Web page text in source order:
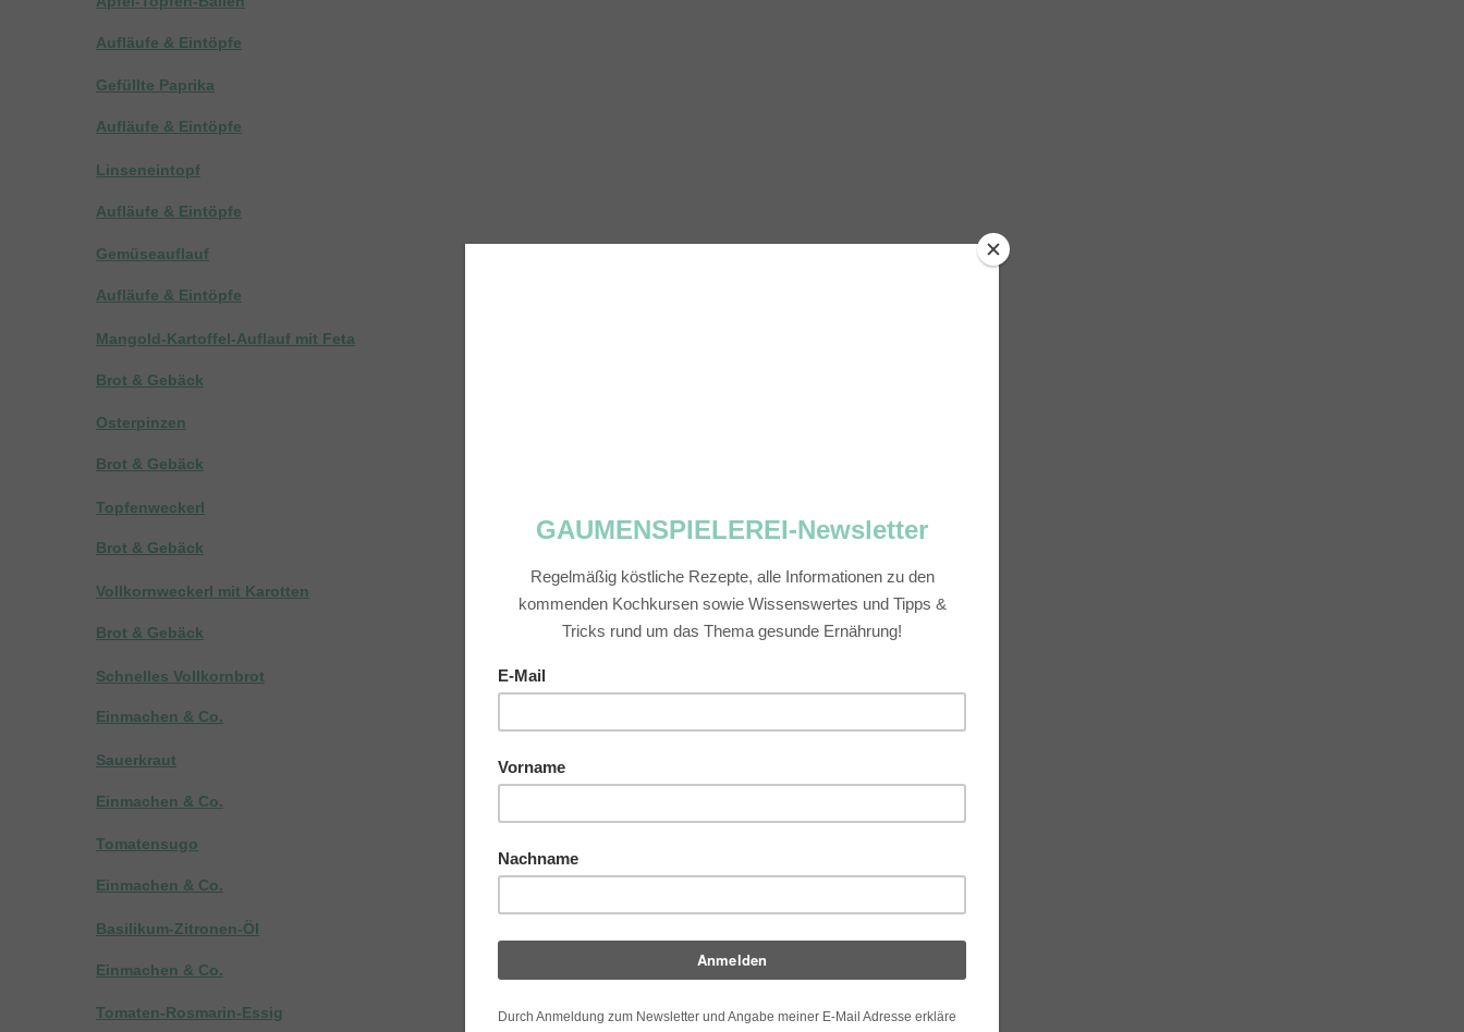
Aufläufe & Eintöpfe
Gefüllte Paprika
Aufläufe & Eintöpfe
Linseneintopf
Aufläufe & Eintöpfe
Gemüseauflauf
Aufläufe & Eintöpfe
Mangold-Kartoffel-Auflauf mit Feta
Brot & Gebäck
Osterpinzen
Brot & Gebäck
Topfenweckerl
Brot & Gebäck
Vollkornweckerl mit Karotten
Brot & Gebäck
Schnelles Vollkornbrot
Einmachen & Co.
Sauerkraut
Einmachen & Co.
Tomatensugo
Einmachen & Co.
Basilikum-Zitronen-Öl
Einmachen & Co.
Tomaten-Rosmarin-Essig